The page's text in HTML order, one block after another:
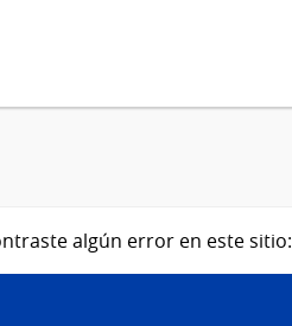
algún error en este sitio: